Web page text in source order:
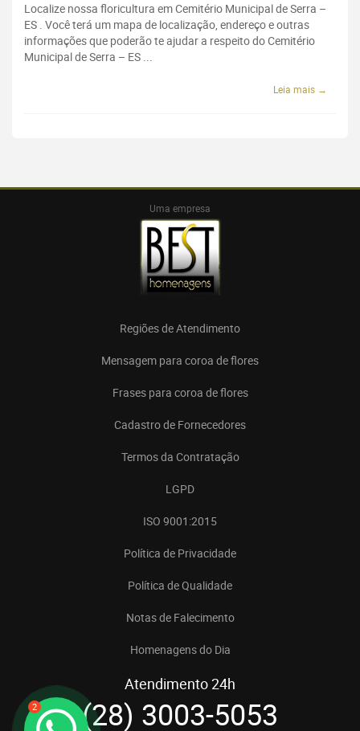
2
Localize nossa floricultura em Cemitério Municipal de Serra –
ES . Você terá um mapa de localização, endereço e outras
informações que poderão te ajudar a respeito do Cemitério
Municipal de Serra – ES ...
Leia mais →
Uma empresa
Regiões de Atendimento
Mensagem para coroa de flores
Frases para coroa de flores
Cadastro de Fornecedores
Termos da Contratação
LGPD
ISO 9001:2015
Política de Privacidade
Política de Qualidade
Notas de Falecimento
Homenagens do Dia
Atendimento 24h
(28) 3003-5053